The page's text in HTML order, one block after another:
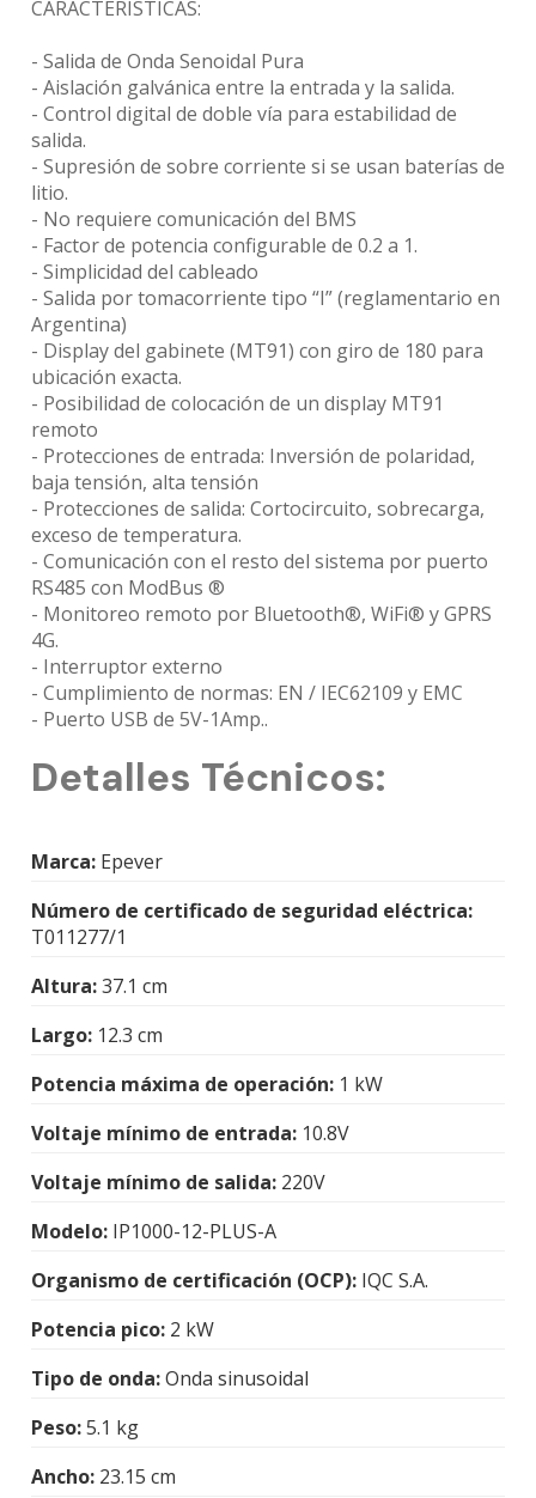
CARACTERÍSTICAS:
- Salida de Onda Senoidal Pura
- Aislación galvánica entre la entrada y la salida.
- Control digital de doble vía para estabilidad de
salida.
- Supresión de sobre corriente si se usan baterías de
litio.
- No requiere comunicación del BMS
- Factor de potencia configurable de 0.2 a 1.
- Simplicidad del cableado
- Salida por tomacorriente tipo “I” (reglamentario en
Argentina)
- Display del gabinete (MT91) con giro de 180 para
ubicación exacta.
- Posibilidad de colocación de un display MT91
remoto
- Protecciones de entrada: Inversión de polaridad,
baja tensión, alta tensión
- Protecciones de salida: Cortocircuito, sobrecarga,
exceso de temperatura.
- Comunicación con el resto del sistema por puerto
RS485 con ModBus ®
- Monitoreo remoto por Bluetooth®, WiFi® y GPRS
4G.
- Interruptor externo
- Cumplimiento de normas: EN / IEC62109 y EMC
- Puerto USB de 5V-1Amp..
Detalles Técnicos:
Marca: Epever
Número de certificado de seguridad eléctrica:
T011277/1
Altura:37.1 cm
Largo: 12.3 cm
Potencia máxima de operación: 1 kW
Voltaje mínimo de entrada: 10.8V
Voltaje mínimo de salida: 220V
Modelo: IP1000-12-PLUS-A
Organismo de certificación (OCP): IQC S.A.
Potencia pico: 2 kW
Tipo de onda:Onda sinusoidal
Peso:5.1 kg
Ancho: 23.15 cm